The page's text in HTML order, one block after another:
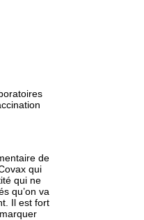
de
qui
qui ne
qu’on va
Il est fort